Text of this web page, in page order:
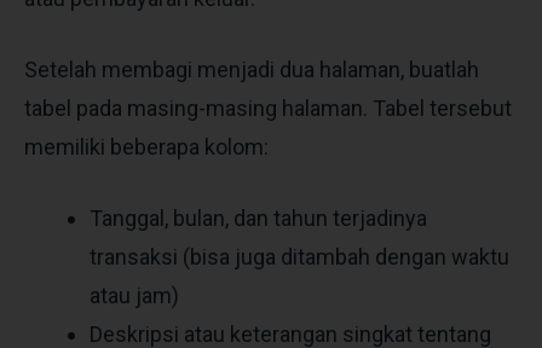
Setelah membagi menjadi dua halaman, buatlah
tabel pada masing-masing halaman. Tabel tersebut
memiliki beberapa kolom:
Tanggal, bulan, dan tahun terjadinya
transaksi (bisa juga ditambah dengan waktu
atau jam)
Deskripsi atau keterangan singkat tentang